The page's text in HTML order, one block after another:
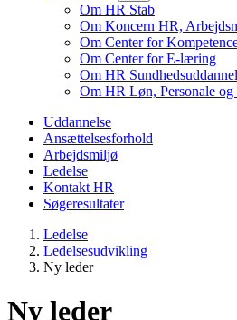
Om HR Stab
Om Koncern HR,
Om Center for
Om Center for E-læring
Om HR
Om HR Løn, Personale
Uddannelse
Ansættelsesforhold
Arbejdsmiljø
Ledelse
Kontakt HR
Søgeresultater
Ledelse
Ledelsesudvikling
Ny leder
Ny leder